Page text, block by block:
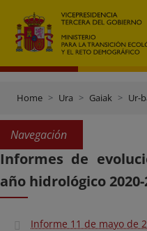
Home Ura Gaiak Ur-
Navegación
Informes de
año hidrológico 2020-
Informe 11 de mayo de